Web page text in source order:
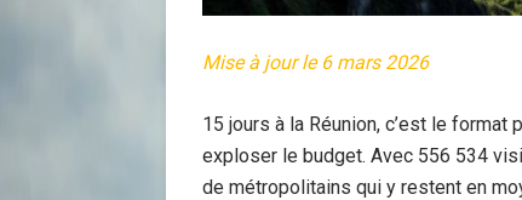
Mise à jour le 6 mars 2026
15 jours à la Réunion, c’est le
exploser le budget. Avec 556 534
de métropolitains qui y restent en